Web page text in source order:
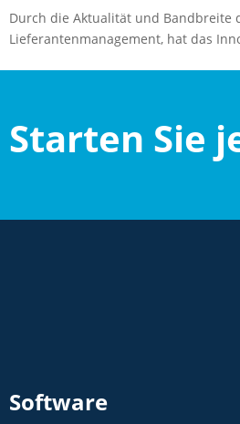
Durch die Aktualität und Bandbreite
Lieferantenmanagement, hat das
Starten Sie
Software